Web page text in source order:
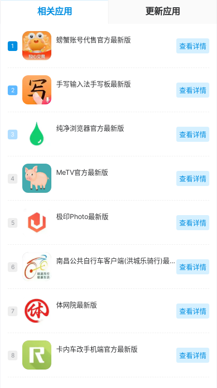
相关应用 更新应用
1
螃蟹账号代售官方最新版
查看详情
2
手写输入法手写板最新版
查看详情
3
纯净浏览器官方最新版
查看详情
4
MeTV官方最新版
查看详情
5
极印Photo最新版
查看详情
6
南昌公共自行车客户端(洪城乐骑行)最新版
查看详情
7
体网院最新版
查看详情
8
卡内车改手机端官方最新版
查看详情